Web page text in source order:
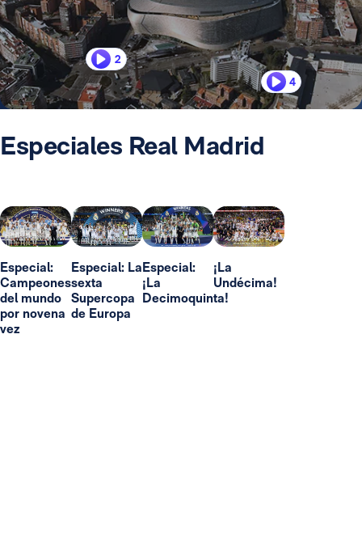
2
4
Especiales Real Madrid
Especial:
Campeones
del mundo
por novena
vez
Especial: La
sexta
Supercopa
de Europa
Especial:
¡La
Decimoquinta!
¡La
Undécima!